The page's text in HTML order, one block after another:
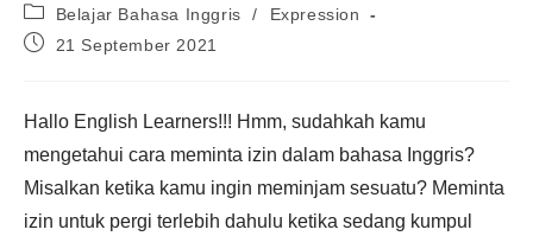
Post
category:
Belajar Bahasa Inggris /
Expression
Post21 September 2021
Hallo English Learners!!! Hmm, sudahkah kamu
mengetahui cara meminta izin dalam bahasa Inggris?
Misalkan ketika kamu ingin meminjam sesuatu? Meminta
izin untuk pergi terlebih dahulu ketika sedang kumpul
Banjarmasin melakukan
pendaftaran program Integrated
Speaking 2 Bulan 6 jam yang